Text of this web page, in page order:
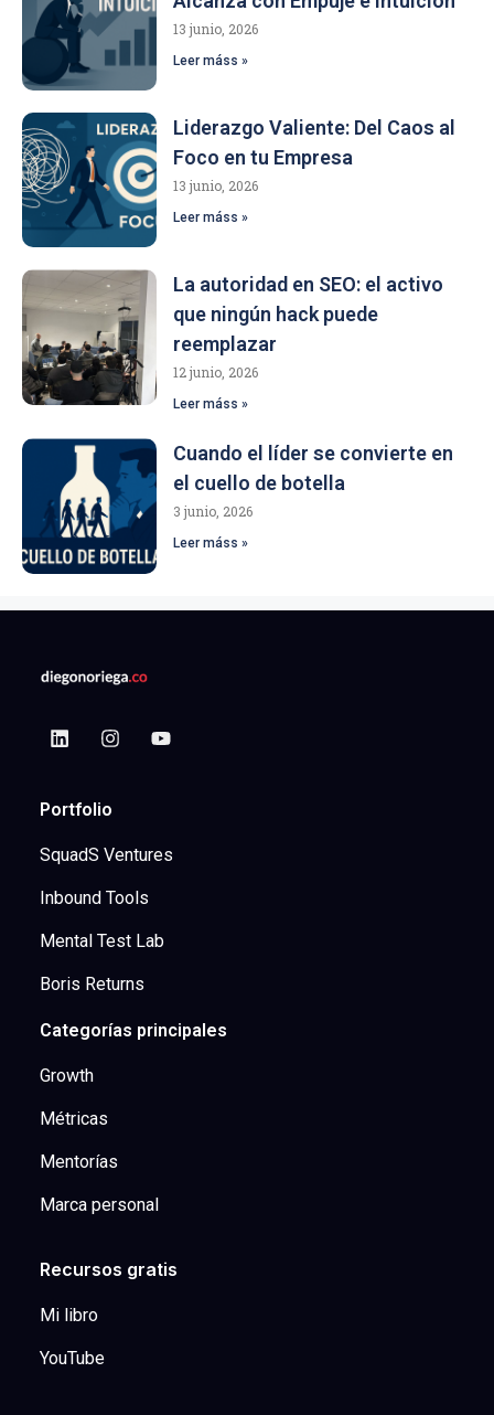
13 junio, 2026
Leer máss »
Liderazgo Valiente: Del Caos al
Foco en tu Empresa
13 junio, 2026
Leer máss »
La autoridad en SEO: el activo
que ningún hack puede
reemplazar
12 junio, 2026
Leer máss »
Cuando el líder se convierte en
el cuello de botella
3 junio, 2026
Leer máss »
Portfolio
SquadS Ventures
Inbound Tools
Mental Test Lab
Boris Returns
Categorías principales
Growth
Métricas
Mentorías
Marca personal
Recursos gratis
Mi libro
YouTube